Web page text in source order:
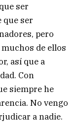
ser
que ser
pero
de ellos
así que a
Con
siempre he
No vengo
a nadie.